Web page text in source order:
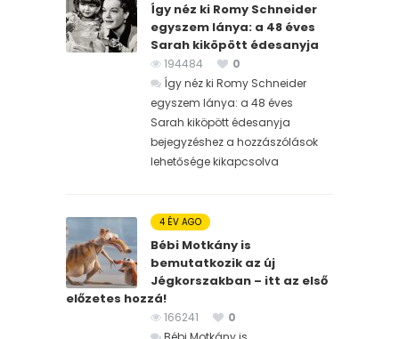
Így néz ki Romy Schneider
egyszem lánya: a 48 éves
Sarah kiköpött édesanyja
194484
0
Így néz ki Romy Schneider
egyszem lánya: a 48 éves
Sarah kiköpött édesanyja
bejegyzéshez a hozzászólások
lehetősége kikapcsolva
4 ÉV AGO
Bébi Motkány is
bemutatkozik az új
Jégkorszakban – itt az első
előzetes hozzá!
166241
0